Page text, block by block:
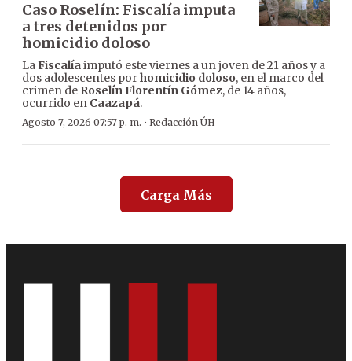
Caso Roselín: Fiscalía imputa
a tres detenidos por
homicidio doloso
LaFiscalíaimputó este viernes a un joven de 21 años y a
dos adolescentes porhomicidio doloso, en el marco del
crimen de Roselín Florentín Gómez, de 14 años,
ocurrido en Caazapá.
Agosto 7, 2026 07:57 p. m. · Redacción ÚH
Carga Más